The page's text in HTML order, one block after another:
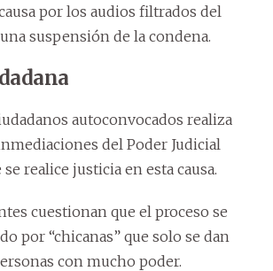
por los audios filtrados del
suspensión de la condena.
autoconvocados realiza
del Poder Judicial
realice justicia en esta causa.
cuestionan que el proceso se
por “chicanas” que solo se dan
con mucho poder.